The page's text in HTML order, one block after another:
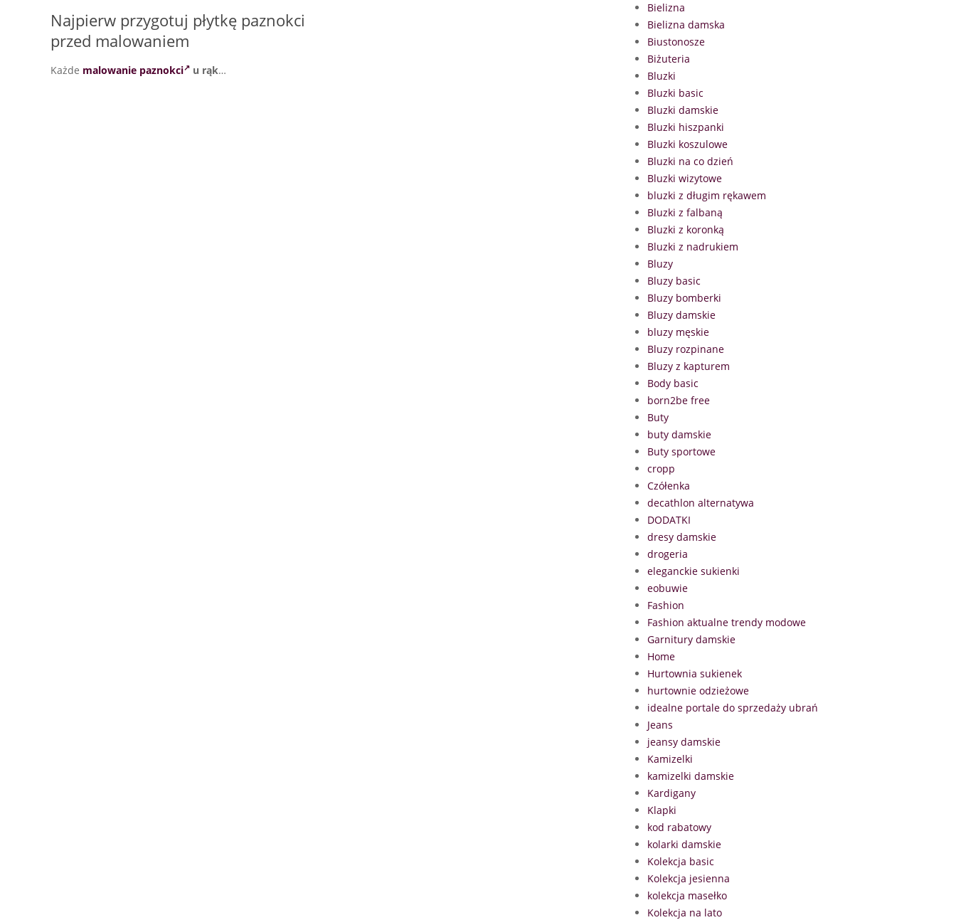
Najpierw przygotuj płytkę paznokci
przed malowaniem
Każde malowanie paznokci u rąk…
Bielizna
Bielizna damska
Biustonosze
Biżuteria
Bluzki
Bluzki basic
Bluzki damskie
Bluzki hiszpanki
Bluzki koszulowe
Bluzki na co dzień
Bluzki wizytowe
bluzki z długim rękawem
Bluzki z falbaną
Bluzki z koronką
Bluzki z nadrukiem
Bluzy
Bluzy basic
Bluzy bomberki
Bluzy damskie
bluzy męskie
Bluzy rozpinane
Bluzy z kapturem
Body basic
born2be free
Buty
buty damskie
Buty sportowe
cropp
Czółenka
decathlon alternatywa
DODATKI
dresy damskie
drogeria
eleganckie sukienki
eobuwie
Fashion
Fashion aktualne trendy modowe
Garnitury damskie
Home
Hurtownia sukienek
hurtownie odzieżowe
idealne portale do sprzedaży ubrań
Jeans
jeansy damskie
Kamizelki
kamizelki damskie
Kardigany
Klapki
kod rabatowy
kolarki damskie
Kolekcja basic
Kolekcja jesienna
kolekcja masełko
Kolekcja na lato